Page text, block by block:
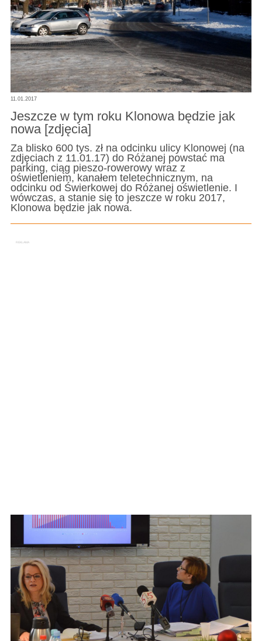
11.01.2017
Jeszcze w tym roku Klonowa będzie jak
nowa [zdjęcia]
Za blisko 600 tys. zł na odcinku ulicy Klonowej (na
zdjęciach z 11.01.17) do Różanej powstać ma
parking, ciąg pieszo-rowerowy wraz z
oświetleniem, kanałem teletechnicznym, na
odcinku od Świerkowej do Różanej oświetlenie. I
wówczas, a stanie się to jeszcze w roku 2017,
Klonowa będzie jak nowa.